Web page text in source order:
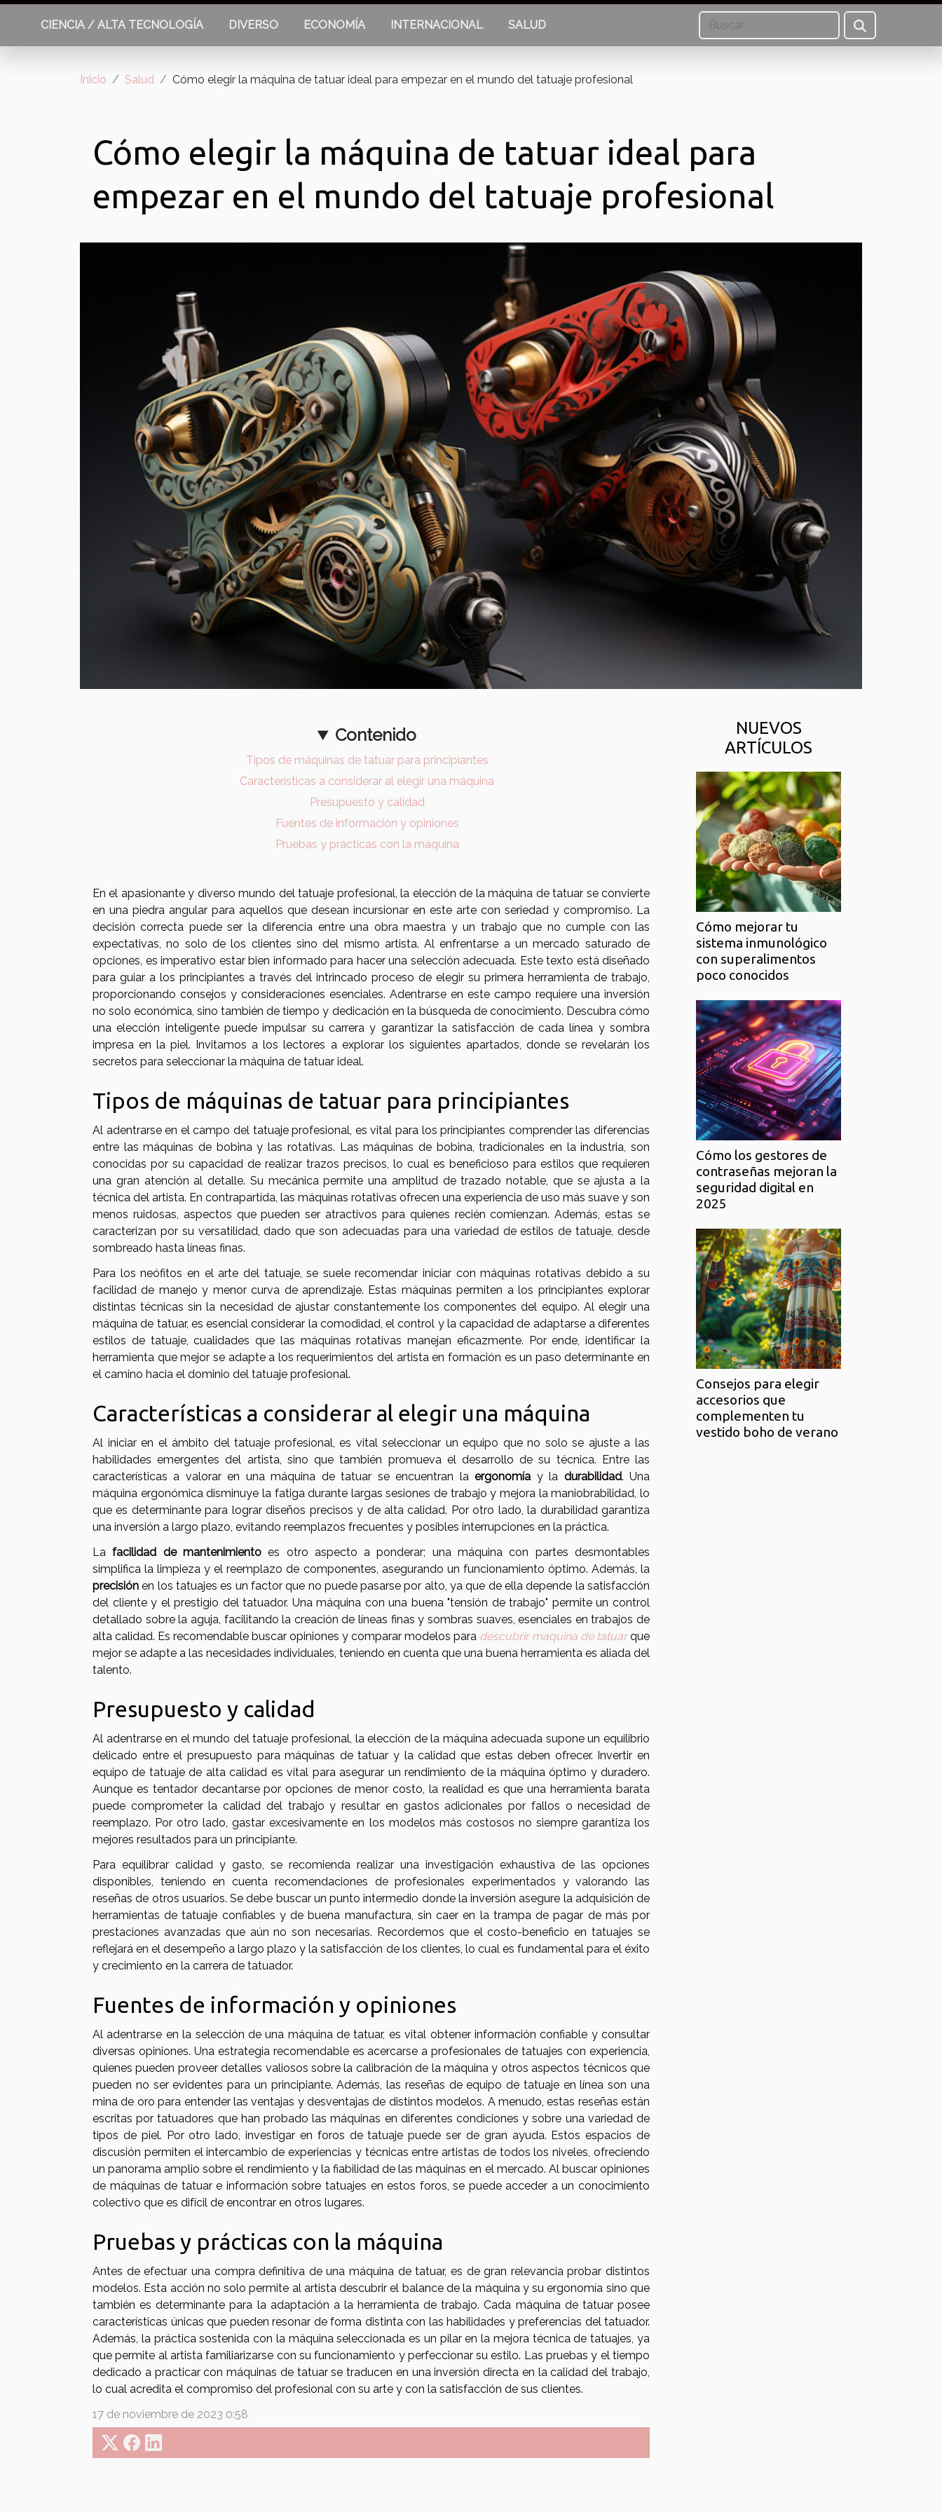
CIENCIA / ALTA TECNOLOGÍA DIVERSO ECONOMÍA INTERNACIONAL SALUD
Inicio Salud Cómo elegir la máquina de tatuar ideal para empezar en el mundo del tatuaje profesional
Cómo elegir la máquina de tatuar ideal para
empezar en el mundo del tatuaje profesional
Contenido
Tipos de máquinas de tatuar para principiantes
Características a considerar al elegir una máquina
Presupuesto y calidad
Fuentes de información y opiniones
Pruebas y prácticas con la máquina
En el apasionante y diverso mundo del tatuaje profesional, la elección de la máquina de tatuar se convierte
en una piedra angular para aquellos que desean incursionar en este arte con seriedad y compromiso. La
decisión correcta puede ser la diferencia entre una obra maestra y un trabajo que no cumple con las
expectativas, no solo de los clientes sino del mismo artista. Al enfrentarse a un mercado saturado de
opciones, es imperativo estar bien informado para hacer una selección adecuada. Este texto está diseñado
para guiar a los principiantes a través del intrincado proceso de elegir su primera herramienta de trabajo,
proporcionando consejos y consideraciones esenciales. Adentrarse en este campo requiere una inversión
no solo económica, sino también de tiempo y dedicación en la búsqueda de conocimiento. Descubra cómo
una elección inteligente puede impulsar su carrera y garantizar la satisfacción de cada línea y sombra
impresa en la piel. Invitamos a los lectores a explorar los siguientes apartados, donde se revelarán los
secretos para seleccionar la máquina de tatuar ideal.
Tipos de máquinas de tatuar para principiantes
Al adentrarse en el campo del tatuaje profesional, es vital para los principiantes comprender las diferencias
entre las máquinas de bobina y las rotativas. Las máquinas de bobina, tradicionales en la industria, son
conocidas por su capacidad de realizar trazos precisos, lo cual es beneficioso para estilos que requieren
una gran atención al detalle. Su mecánica permite una amplitud de trazado notable, que se ajusta a la
técnica del artista. En contrapartida, las máquinas rotativas ofrecen una experiencia de uso más suave y son
menos ruidosas, aspectos que pueden ser atractivos para quienes recién comienzan. Además, estas se
caracterizan por su versatilidad, dado que son adecuadas para una variedad de estilos de tatuaje, desde
sombreado hasta líneas finas.
Para los neófitos en el arte del tatuaje, se suele recomendar iniciar con máquinas rotativas debido a su
facilidad de manejo y menor curva de aprendizaje. Estas máquinas permiten a los principiantes explorar
distintas técnicas sin la necesidad de ajustar constantemente los componentes del equipo. Al elegir una
máquina de tatuar, es esencial considerar la comodidad, el control y la capacidad de adaptarse a diferentes
estilos de tatuaje, cualidades que las máquinas rotativas manejan eficazmente. Por ende, identificar la
herramienta que mejor se adapte a los requerimientos del artista en formación es un paso determinante en
el camino hacia el dominio del tatuaje profesional.
Características a considerar al elegir una máquina
Al iniciar en el ámbito del tatuaje profesional, es vital seleccionar un equipo que no solo se ajuste a las
habilidades emergentes del artista, sino que también promueva el desarrollo de su técnica. Entre las
características a valorar en una máquina de tatuar se encuentran laergonomía y la durabilidad. Una
máquina ergonómica disminuye la fatiga durante largas sesiones de trabajo y mejora la maniobrabilidad, lo
que es determinante para lograr diseños precisos y de alta calidad. Por otro lado, la durabilidad garantiza
una inversión a largo plazo, evitando reemplazos frecuentes y posibles interrupciones en la práctica.
Lafacilidad de mantenimientoes otro aspecto a ponderar; una máquina con partes desmontables
simplifica la limpieza y el reemplazo de componentes, asegurando un funcionamiento óptimo. Además, la
precisión en los tatuajes es un factor que no puede pasarse por alto, ya que de ella depende la satisfacción
del cliente y el prestigio del tatuador. Una máquina con una buena "tensión de trabajo" permite un control
detallado sobre la aguja, facilitando la creación de líneas finas y sombras suaves, esenciales en trabajos de
alta calidad. Es recomendable buscar opiniones y comparar modelos para descubrir maquina de tatuarque
mejor se adapte a las necesidades individuales, teniendo en cuenta que una buena herramienta es aliada del
talento.
Presupuesto y calidad
Al adentrarse en el mundo del tatuaje profesional, la elección de la máquina adecuada supone un equilibrio
delicado entre el presupuesto para máquinas de tatuar y la calidad que estas deben ofrecer. Invertir en
equipo de tatuaje de alta calidad es vital para asegurar un rendimiento de la máquina óptimo y duradero.
Aunque es tentador decantarse por opciones de menor costo, la realidad es que una herramienta barata
puede comprometer la calidad del trabajo y resultar en gastos adicionales por fallos o necesidad de
reemplazo. Por otro lado, gastar excesivamente en los modelos más costosos no siempre garantiza los
mejores resultados para un principiante.
Para equilibrar calidad y gasto, se recomienda realizar una investigación exhaustiva de las opciones
disponibles, teniendo en cuenta recomendaciones de profesionales experimentados y valorando las
reseñas de otros usuarios. Se debe buscar un punto intermedio donde la inversión asegure la adquisición de
herramientas de tatuaje confiables y de buena manufactura, sin caer en la trampa de pagar de más por
prestaciones avanzadas que aún no son necesarias. Recordemos que el costo-beneficio en tatuajes se
reflejará en el desempeño a largo plazo y la satisfacción de los clientes, lo cual es fundamental para el éxito
y crecimiento en la carrera de tatuador.
Fuentes de información y opiniones
Al adentrarse en la selección de una máquina de tatuar, es vital obtener información confiable y consultar
diversas opiniones. Una estrategia recomendable es acercarse a profesionales de tatuajes con experiencia,
quienes pueden proveer detalles valiosos sobre la calibración de la máquina y otros aspectos técnicos que
pueden no ser evidentes para un principiante. Además, las reseñas de equipo de tatuaje en línea son una
mina de oro para entender las ventajas y desventajas de distintos modelos. A menudo, estas reseñas están
escritas por tatuadores que han probado las máquinas en diferentes condiciones y sobre una variedad de
tipos de piel. Por otro lado, investigar en foros de tatuaje puede ser de gran ayuda. Estos espacios de
discusión permiten el intercambio de experiencias y técnicas entre artistas de todos los niveles, ofreciendo
un panorama amplio sobre el rendimiento y la fiabilidad de las máquinas en el mercado. Al buscar opiniones
de máquinas de tatuar e información sobre tatuajes en estos foros, se puede acceder a un conocimiento
colectivo que es difícil de encontrar en otros lugares.
Pruebas y prácticas con la máquina
Antes de efectuar una compra definitiva de una máquina de tatuar, es de gran relevancia probar distintos
modelos. Esta acción no solo permite al artista descubrir el balance de la máquina y su ergonomía sino que
también es determinante para la adaptación a la herramienta de trabajo. Cada máquina de tatuar posee
características únicas que pueden resonar de forma distinta con las habilidades y preferencias del tatuador.
Además, la práctica sostenida con la máquina seleccionada es un pilar en la mejora técnica de tatuajes, ya
que permite al artista familiarizarse con su funcionamiento y perfeccionar su estilo. Las pruebas y el tiempo
dedicado a practicar con máquinas de tatuar se traducen en una inversión directa en la calidad del trabajo,
lo cual acredita el compromiso del profesional con su arte y con la satisfacción de sus clientes.
17 de noviembre de 2023 0:58
NUEVOS
ARTÍCULOS
Cómo mejorar tu
sistema inmunológico
con superalimentos
poco conocidos
Cómo los gestores de
contraseñas mejoran la
seguridad digital en
2025
Consejos para elegir
accesorios que
complementen tu
vestido boho de verano